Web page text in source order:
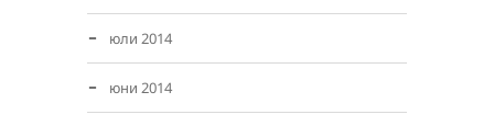
юли 2014
юни 2014